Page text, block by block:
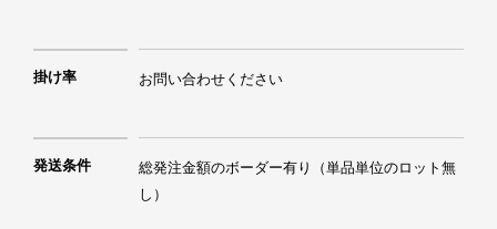
掛け率 お問い合わせください
発送条件
総発注金額のボーダー有り（単品単位のロット無